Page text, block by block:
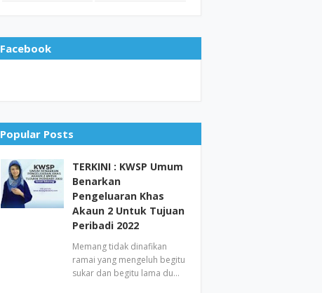
Facebook
Popular Posts
TERKINI : KWSP Umum
Benarkan
Pengeluaran Khas
Akaun 2 Untuk Tujuan
Peribadi 2022
Memang tidak dinafikan
ramai yang mengeluh begitu
sukar dan begitu lama du…